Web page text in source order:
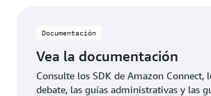
Documentación
Vea la documentación
Consulte los SDK de Amazon Connect,
debate, las guías administrativas y las